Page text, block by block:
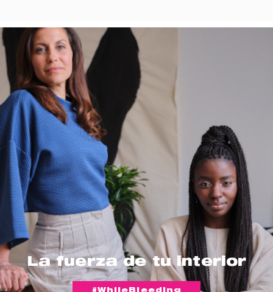
La fuerza de tu interior
#WhileBleeding